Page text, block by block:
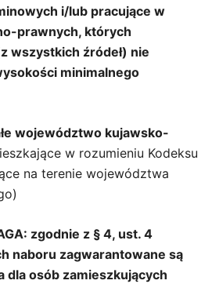
i/lub pracujące w
prawnych, których
wszystkich źródeł) nie
minimalnego
województwo kujawsko-
w rozumieniu Kodeksu
na terenie województwa
zgodnie z § 4, ust. 4
naboru zagwarantowane są
dla osób zamieszkujących